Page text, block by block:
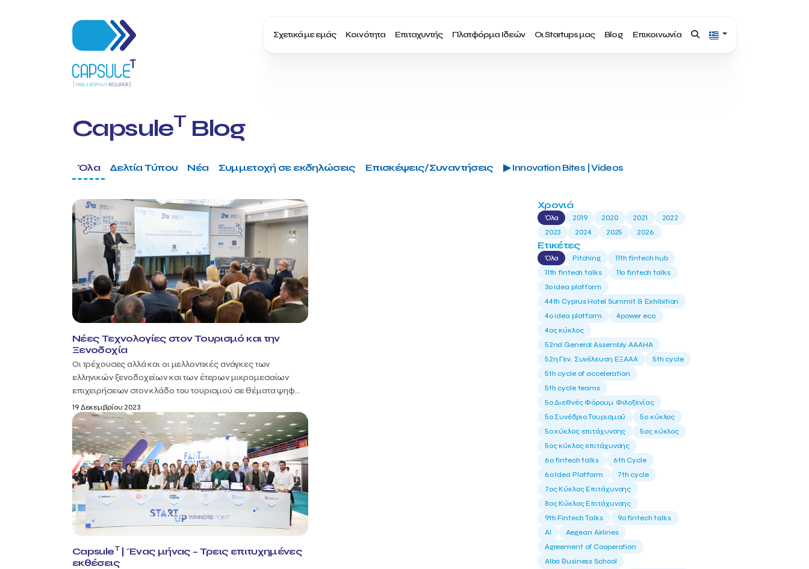
Σχετικά με εμάς Κοινότητα Επιταχυντής Πλατφόρμα Ιδεών Οι Startups μας Blog Επικοινωνία
CapsuleT Blog
Όλα Δελτία Τύπου Νέα Συμμετοχή σε εκδηλώσεις Επισκέψεις/Συναντήσεις ▶ Innovation Bites | Videos
Νέες Τεχνολογίες στον Τουρισμό και την
Ξενοδοχία
Οι τρέχουσες αλλά και οι μελλοντικές ανάγκες των
ελληνικών ξενοδοχείων και των έτερων μικρομεσαίων
επιχειρήσεων στον κλάδο του τουρισμού σε θέματα ψηφ...
19 Δεκεμβρίου 2023
CapsuleT| Ένας μήνας – Τρεις επιτυχημένες
εκθέσεις
Χρονιά
Όλα 2019 2020 2021
2022
2023
2024 2025 2026
Ετικέτες
Όλα Pitching
11th fintech hub
11th fintech talks
11ο fintech talks
3o idea platform
44th Cyprus Hotel Summit & Exhibition
4o idea platform
4power eco
4ος κύκλος
52nd General Assembly AAAHA
52η Γεν. Συνέλευση ΕΞΑΑΑ
5th cycle
5th cycle of acceleration
5th cycle teams
5ο Διεθνές Φόρουμ Φιλοξενίας
5ο Συνέδριο Τουρισμού
5ο κύκλος
5ο κύκλος επιτάχυνσης
5ος κύκλος
5ος κύκλος επιτάχυνσης
6o fintech talks
6th Cycle
6ο Idea Platform
7th cycle
7ος Κύκλος Επιτάχυνσης
8ος Κύκλος Επιτάχυνσης
9th Fintech Talks
9ο fintech talks
AI
Aegean Airlines
Agreement of Cooperation
Alba Business School